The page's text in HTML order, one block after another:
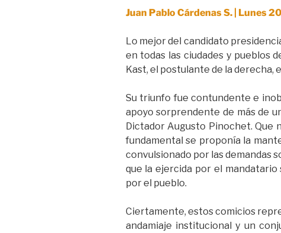
Juan Pablo Cárdenas S. | Lunes
Lo mejor del candidato
en todas las ciudades y pueblos
Kast, el postulante de la derecha,
Su triunfo fue contundente e
apoyo sorprendente de más de
Dictador Augusto Pinochet. Que
fundamental se proponía la
convulsionado por las demandas
que la ejercida por el
por el pueblo.
Ciertamente, estos comicios
andamiaje institucional y un